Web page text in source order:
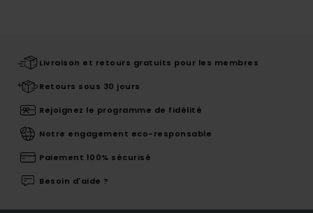
Livraison et retours gratuits pour les membres
Retours sous 30 jours
Rejoignez le programme de fidélité
Notre engagement eco-responsable
Paiement 100% sécurisé
Besoin d'aide ?